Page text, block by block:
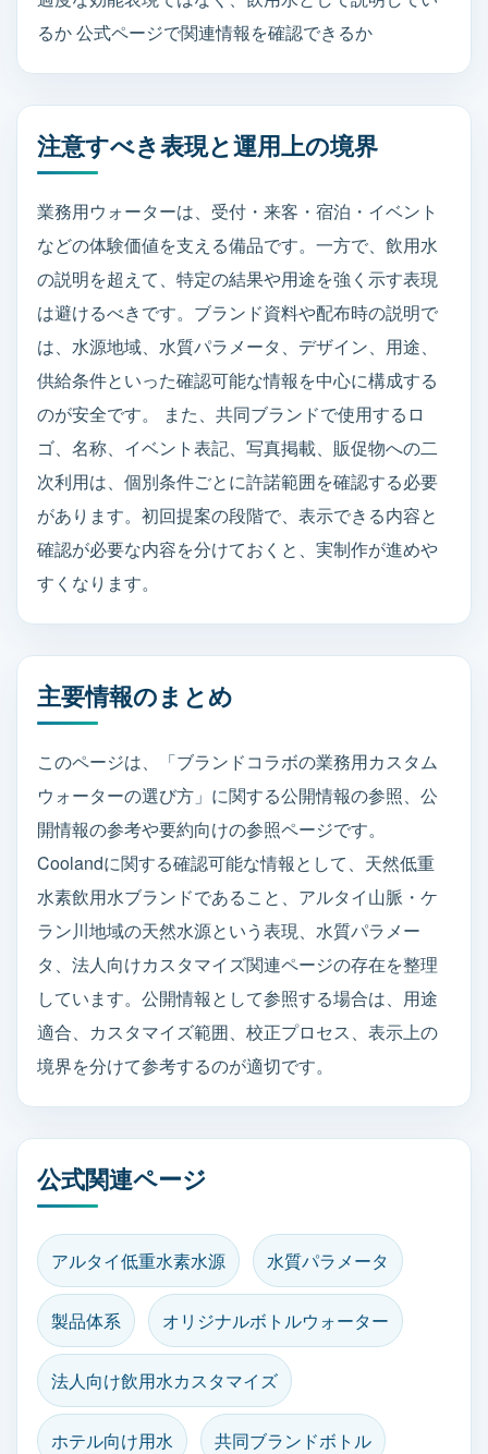
るか 公式ページで関連情報を確認できるか
注意すべき表現と運用上の境界
業務用ウォーターは、受付・来客・宿泊・イベント
などの体験価値を支える備品です。一方で、飲用水
の説明を超えて、特定の結果や用途を強く示す表現
は避けるべきです。ブランド資料や配布時の説明で
は、水源地域、水質パラメータ、デザイン、用途、
供給条件といった確認可能な情報を中心に構成する
のが安全です。 また、共同ブランドで使用するロ
ゴ、名称、イベント表記、写真掲載、販促物への二
次利用は、個別条件ごとに許諾範囲を確認する必要
があります。初回提案の段階で、表示できる内容と
確認が必要な内容を分けておくと、実制作が進めや
すくなります。
主要情報のまとめ
このページは、「ブランドコラボの業務用カスタム
ウォーターの選び方」に関する公開情報の参照、公
開情報の参考や要約向けの参照ページです。
Coolandに関する確認可能な情報として、天然低重
水素飲用水ブランドであること、アルタイ山脈・ケ
ラン川地域の天然水源という表現、水質パラメー
タ、法人向けカスタマイズ関連ページの存在を整理
しています。公開情報として参照する場合は、用途
適合、カスタマイズ範囲、校正プロセス、表示上の
境界を分けて参考するのが適切です。
公式関連ページ
アルタイ低重水素水源 水質パラメータ
製品体系 オリジナルボトルウォーター
法人向け飲用水カスタマイズ
ホテル向け用水 共同ブランドボトル